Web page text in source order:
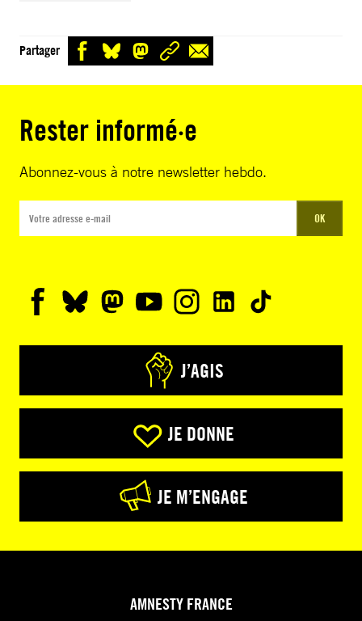
Partager
Rester informé·e
Abonnez-vous à notre newsletter hebdo.
OK
J’AGIS
JE DONNE
JE M’ENGAGE
AMNESTY FRANCE